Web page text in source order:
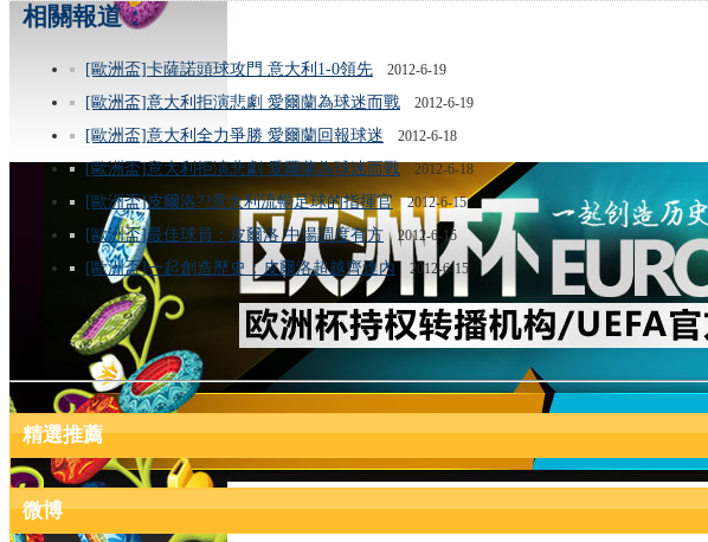
相關報道：
[歐洲盃]卡薩諾頭球攻門 意大利1-0領先 2012-6-19
[歐洲盃]意大利拒演悲劇 愛爾蘭為球迷而戰 2012-6-19
[歐洲盃]意大利全力爭勝 愛爾蘭回報球迷 2012-6-18
[歐洲盃]意大利拒演悲劇 愛爾蘭為球迷而戰 2012-6-18
[歐洲盃]皮爾洛??意大利流暢足球的指揮官 2012-6-15
[歐洲盃]最佳球員：皮爾洛 中場調度有方 2012-6-15
[歐洲盃]一起創造歷史：皮爾洛超越齊達內 2012-6-15
精選推薦
微博